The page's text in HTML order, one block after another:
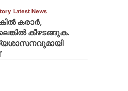
Latest News
കരാര്‍,
കീഴടങ്ങുക.